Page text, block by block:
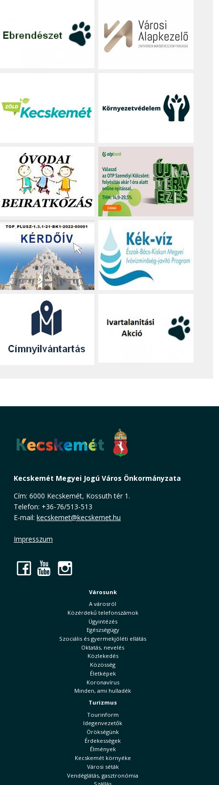
Kecskemét Megyei Jogú Város Önkormányzata
Cím: 6000 Kecskemét, Kossuth tér 1.
Telefon: +36-76/513-513
E-mail: kecskemet@kecskemet.hu
Impresszum
Facebook
YouTube
Városunk
A városról
Közérdekű telefonszámok
Ügyintézés
Egészségügy
Szociális és gyermekjóléti ellátás
Oktatás, nevelés
Közlekedés
Közösség
Életképek
Koronavírus
Minden, ami hulladék
Turizmus
Tourinform
Idegenvezetők
Örökségünk
Érdekességek
Élmények
Kecskemét környéke
Városi séták
Vendéglátás, gasztronómia